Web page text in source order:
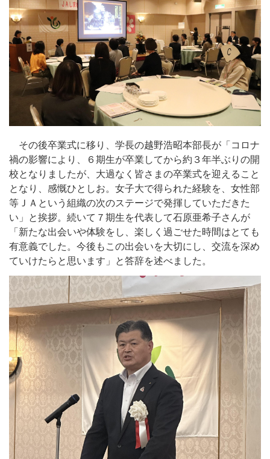
その後卒業式に移り、学長の越野浩昭本部長が「コロナ
禍の影響により、６期生が卒業してから約３年半ぶりの開
校となりましたが、大過なく皆さまの卒業式を迎えること
となり、感慨ひとしお。女子大で得られた経験を、女性部
等ＪＡという組織の次のステージで発揮していただきた
い」と挨拶。続いて７期生を代表して石原亜希子さんが
「新たな出会いや体験をし、楽しく過ごせた時間はとても
有意義でした。今後もこの出会いを大切にし、交流を深め
ていけたらと思います」と答辞を述べました。